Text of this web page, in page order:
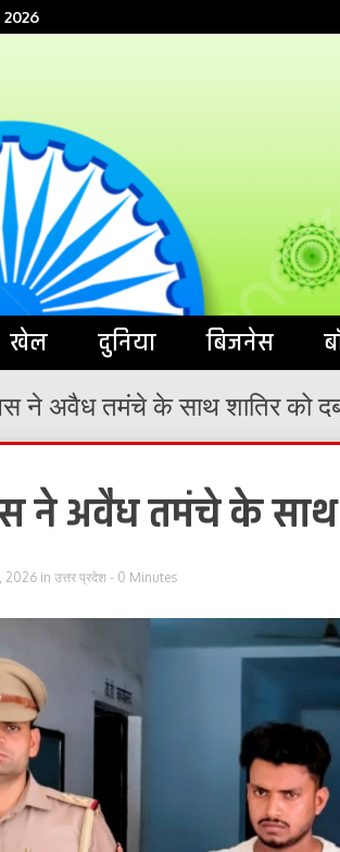
2026
खेल दुनिया बिजनेस
ने अवैध तमंचे के साथ शातिर को
ने अवैध तमंचे के साथ
2026 in उत्तर प्रदेश - 0 Minutes